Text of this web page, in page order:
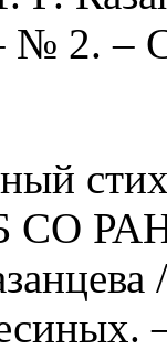
№ 2. –
РАН